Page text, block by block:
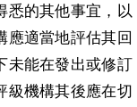
悉的其他事宜，以
應適當地評估其回
未能在發出或修訂
級機構其後應在切